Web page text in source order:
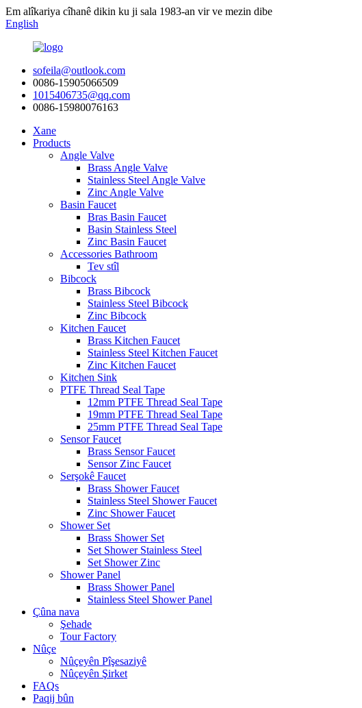
Em alîkariya cîhanê dikin ku ji sala 1983-an vir ve mezin dibe
English
sofeila@outlook.com
0086-15905066509
1015406735@qq.com
0086-15980076163
Xane
Products
Angle Valve
Brass Angle Valve
Stainless Steel Angle Valve
Zinc Angle Valve
Basin Faucet
Bras Basin Faucet
Basin Stainless Steel
Zinc Basin Faucet
Accessories Bathroom
Tev stîl
Bibcock
Brass Bibcock
Stainless Steel Bibcock
Zinc Bibcock
Kitchen Faucet
Brass Kitchen Faucet
Stainless Steel Kitchen Faucet
Zinc Kitchen Faucet
Kitchen Sink
PTFE Thread Seal Tape
12mm PTFE Thread Seal Tape
19mm PTFE Thread Seal Tape
25mm PTFE Thread Seal Tape
Sensor Faucet
Brass Sensor Faucet
Sensor Zinc Faucet
Serşokê Faucet
Brass Shower Faucet
Stainless Steel Shower Faucet
Zinc Shower Faucet
Shower Set
Brass Shower Set
Set Shower Stainless Steel
Set Shower Zinc
Shower Panel
Brass Shower Panel
Stainless Steel Shower Panel
Çûna nava
Şehade
Tour Factory
Nûçe
Nûçeyên Pîşesaziyê
Nûçeyên Şirket
FAQs
Paqij bûn